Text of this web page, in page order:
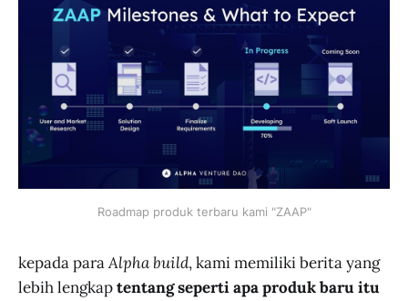
Roadmap produk terbaru kami "ZAAP"
kepada paraAlpha build, kami memiliki berita yang
lebih lengkaptentang seperti apa produk baru itu